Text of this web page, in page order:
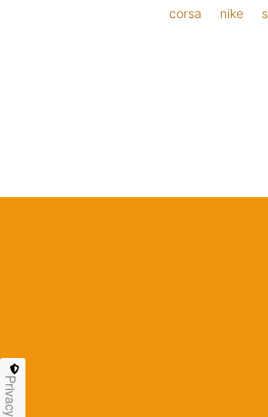
corsa nike
Privacy